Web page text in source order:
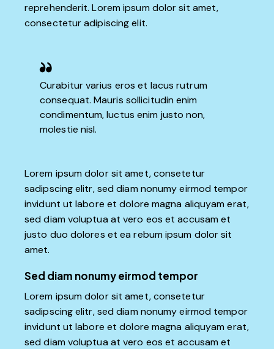
reprehenderit. Lorem ipsum dolor sit amet,
consectetur adipiscing elit.
Curabitur varius eros et lacus rutrum
consequat. Mauris sollicitudin enim
condimentum, luctus enim justo non,
molestie nisl.
Lorem ipsum dolor sit amet, consetetur
sadipscing elitr, sed diam nonumy eirmod tempor
invidunt ut labore et dolore magna aliquyam erat,
sed diam voluptua at vero eos et accusam et
justo duo dolores et ea rebum ipsum dolor sit
amet.
Sed diam nonumy eirmod tempor
Lorem ipsum dolor sit amet, consetetur
sadipscing elitr, sed diam nonumy eirmod tempor
invidunt ut labore et dolore magna aliquyam erat,
sed diam voluptua at vero eos et accusam et